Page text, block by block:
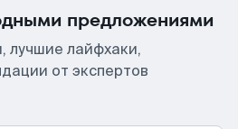
предложениями
лучшие лайфхаки,
от экспертов